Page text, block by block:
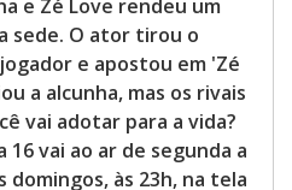
e Zé Love rendeu um
sede. O ator tirou o
e apostou em 'Zé
a alcunha, mas os rivais
vai adotar para a vida?
16 vai ao ar de segunda a
domingos, às 23h, na tela